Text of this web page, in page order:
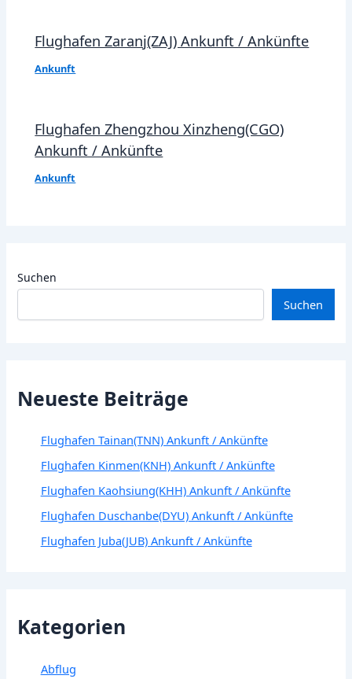
Flughafen Zaranj(ZAJ) Ankunft / Ankünfte
Ankunft
Flughafen Zhengzhou Xinzheng(CGO)
Ankunft / Ankünfte
Ankunft
Suchen
Suchen
Neueste Beiträge
Flughafen Tainan(TNN) Ankunft / Ankünfte
Flughafen Kinmen(KNH) Ankunft / Ankünfte
Flughafen Kaohsiung(KHH) Ankunft / Ankünfte
Flughafen Duschanbe(DYU) Ankunft / Ankünfte
Flughafen Juba(JUB) Ankunft / Ankünfte
Kategorien
Abflug